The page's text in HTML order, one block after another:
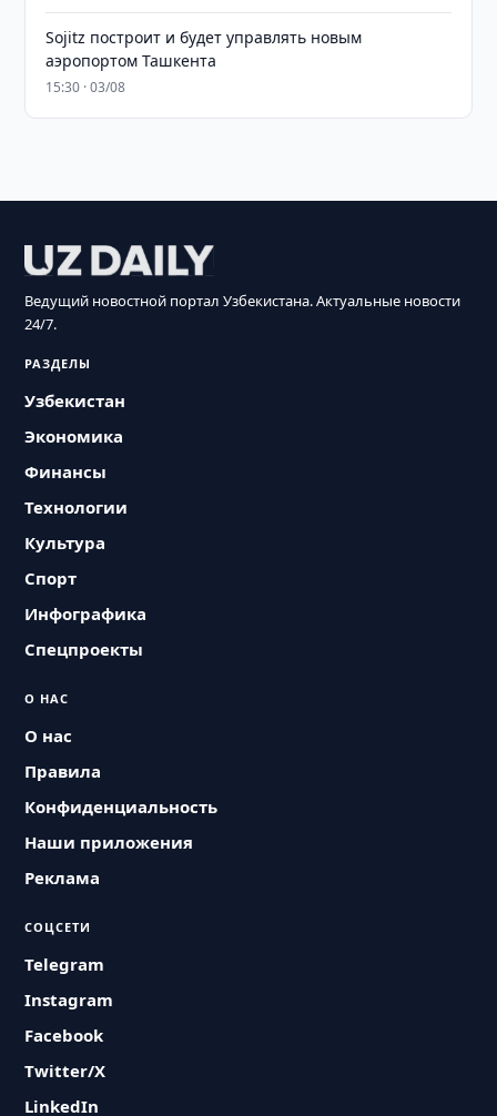
Sojitz построит и будет управлять новым
аэропортом Ташкента
15:30 · 03/08
Ведущий новостной портал Узбекистана. Актуальные новости
24/7.
РАЗДЕЛЫ
Узбекистан
Экономика
Финансы
Технологии
Культура
Спорт
Инфографика
Спецпроекты
О НАС
О нас
Правила
Конфиденциальность
Наши приложения
Реклама
СОЦСЕТИ
Telegram
Instagram
Facebook
Twitter/X
LinkedIn